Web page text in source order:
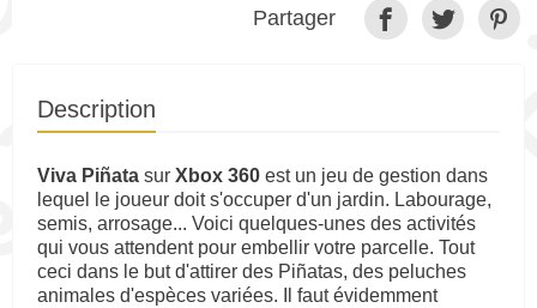
Partager
Description
Viva Piñata sur Xbox 360 est un jeu de gestion dans
lequel le joueur doit s'occuper d'un jardin. Labourage,
semis, arrosage... Voici quelques-unes des activités
qui vous attendent pour embellir votre parcelle. Tout
ceci dans le but d'attirer des Piñatas, des peluches
animales d'espèces variées. Il faut évidemment